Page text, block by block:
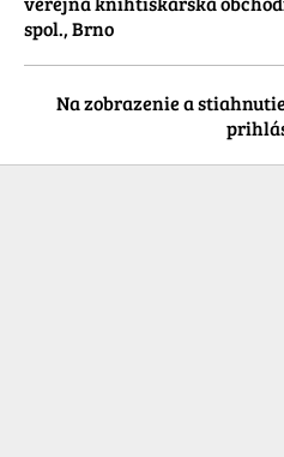
spol., Brno
Na zobrazenie a